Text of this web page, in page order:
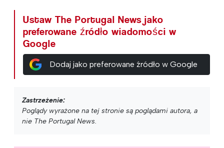
Ustaw The Portugal News jako
preferowane źródło wiadomości w
Google
Dodaj jako preferowane źródło w Google
Zastrzeżenie:
Poglądy wyrażone na tej stronie są poglądami autora, a
nie The Portugal News.